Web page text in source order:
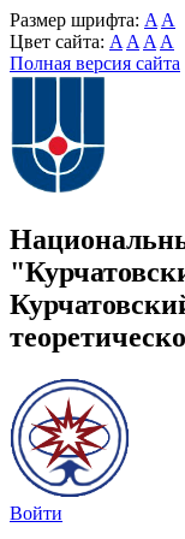
Размер шрифта: A A
Цвет сайта: A A A A
Полная версия сайта
Войти